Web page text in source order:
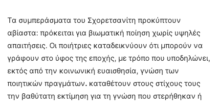
Τα συμπεράσματα του Σχορετσανίτη προκύπτουν
αβίαστα: πρόκειται για βιωματική ποίηση χωρίς υψηλές
απαιτήσεις. Οι ποιήτριες καταδεικνύουν ότι μπορούν να
γράφουν στο ύφος της εποχής, με τρόπο που υποδηλώνει,
εκτός από την κοινωνική ευαισθησία, γνώση των
ποιητικών πραγμάτων. καταθέτουν στους στίχους τους
την βαθύτατη εκτίμηση για τη γνώση που στερήθηκαν ή